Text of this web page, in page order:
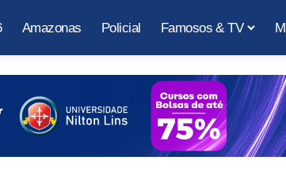
Amazonas Policial Famosos & TV